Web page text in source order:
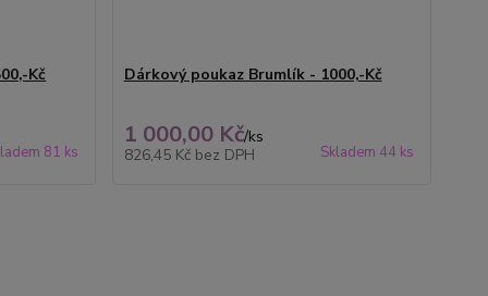
Kč
81 ks
Dárkový poukaz Brumlík - 1000,-Kč
1 000,00 Kč/ks
826,45 Kč bez DPH Skladem 44 ks